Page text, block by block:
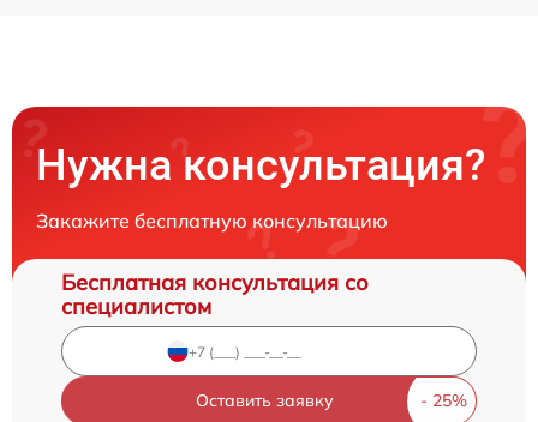
Нужна консультация?
Закажите бесплатную консультацию
Бесплатная консультация со
специалистом
Оставить заявку